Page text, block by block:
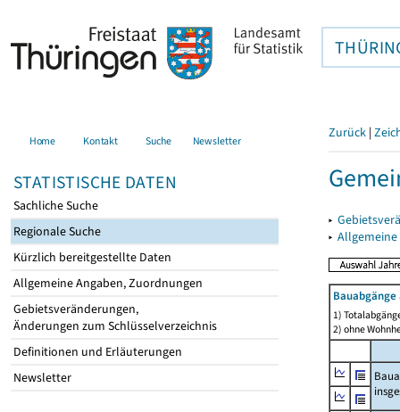
Home Kontakt Suche Newsletter
STATISTISCHE DATEN
Sachliche Suche
Regionale Suche
Kürzlich bereitgestellte Daten
Allgemeine Angaben, Zuordnungen
Gebietsveränderungen,
Änderungen zum Schlüsselverzeichnis
Definitionen und Erläuterungen
Newsletter
Zurück |
▸
▸
1)
2) ohne